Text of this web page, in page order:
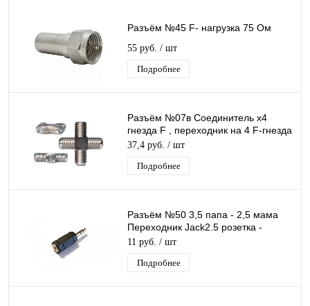
Разъём №45 F- нагрузка 75 Ом
55 руб. / шт
Подробнее
Разъём №07в Соединитель x4
гнезда F , переходник на 4 F-гнезда
(крестовая бочка) F20
37,4 руб. / шт
Подробнее
Разъём №50 3,5 папа - 2,5 мама
Переходник Jack2.5 розетка -
Jack3.5 вилка, стерео
11 руб. / шт
Подробнее